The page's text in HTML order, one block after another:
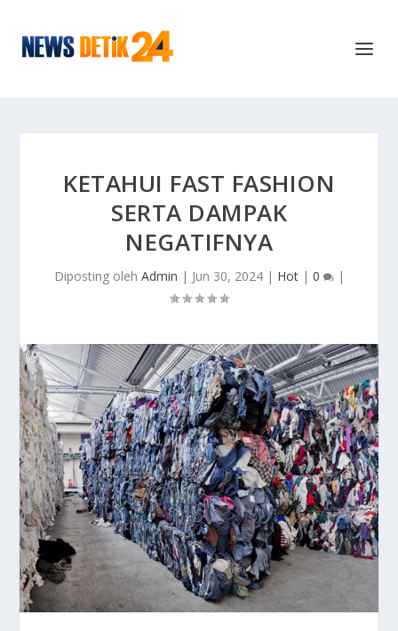
KETAHUI FAST FASHION
SERTA DAMPAK
NEGATIFNYA
Diposting oleh Admin | Jun 30, 2024| Hot| 0 |